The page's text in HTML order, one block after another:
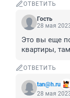
ОТВЕТИТЬ
Гость
28 мая
Это вы еще
квартиры,
ОТВЕТИТЬ
tan@h.ru
28 мая